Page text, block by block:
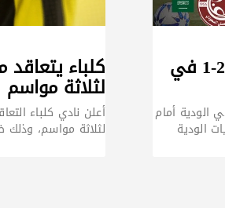
كلباء يخسر أمام الفيصلي السعودي 2-1 في
الودية أمام
كلباء
لثلاثة مواسم
أعلن نادي كلباء
لثلاثة مواسم،